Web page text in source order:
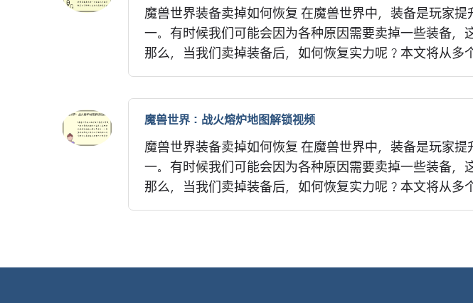
魔兽世界装备卖掉如何恢复 在魔兽世界中，装备是玩家提
一。有时候我们可能会因为各种原因需要卖掉一些装备，
那么，当我们卖掉装备后，如何恢复实力呢？本文将从多
魔兽世界：战火熔炉地图解锁视频
魔兽世界装备卖掉如何恢复 在魔兽世界中，装备是玩家提
一。有时候我们可能会因为各种原因需要卖掉一些装备，
那么，当我们卖掉装备后，如何恢复实力呢？本文将从多